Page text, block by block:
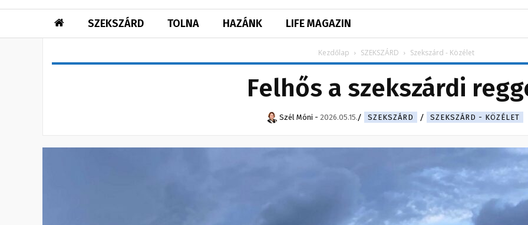
SZEKSZÁRD TOLNA HAZÁNK LIFE MAGAZIN
Kezdőlap SZEKSZÁRD Szekszárd - Közélet
Felhős a szekszárdi
Szél Móni - 2026.05.15. SZEKSZÁRD SZEKSZÁRD - KÖZÉLET